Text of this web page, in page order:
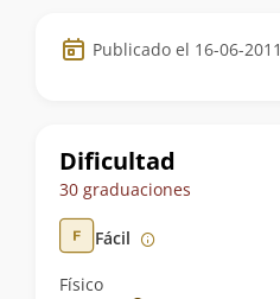
Datos
de
ruta
Publicado el 16-06-2011
Dificultad
30 graduaciones
Fácil
Físico